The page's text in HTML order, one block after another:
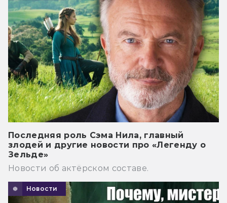
Последняя роль Сэма Нила, главный
злодей и другие новости про «Легенду о
Зельде»
Новости об актёрском составе.
Новости